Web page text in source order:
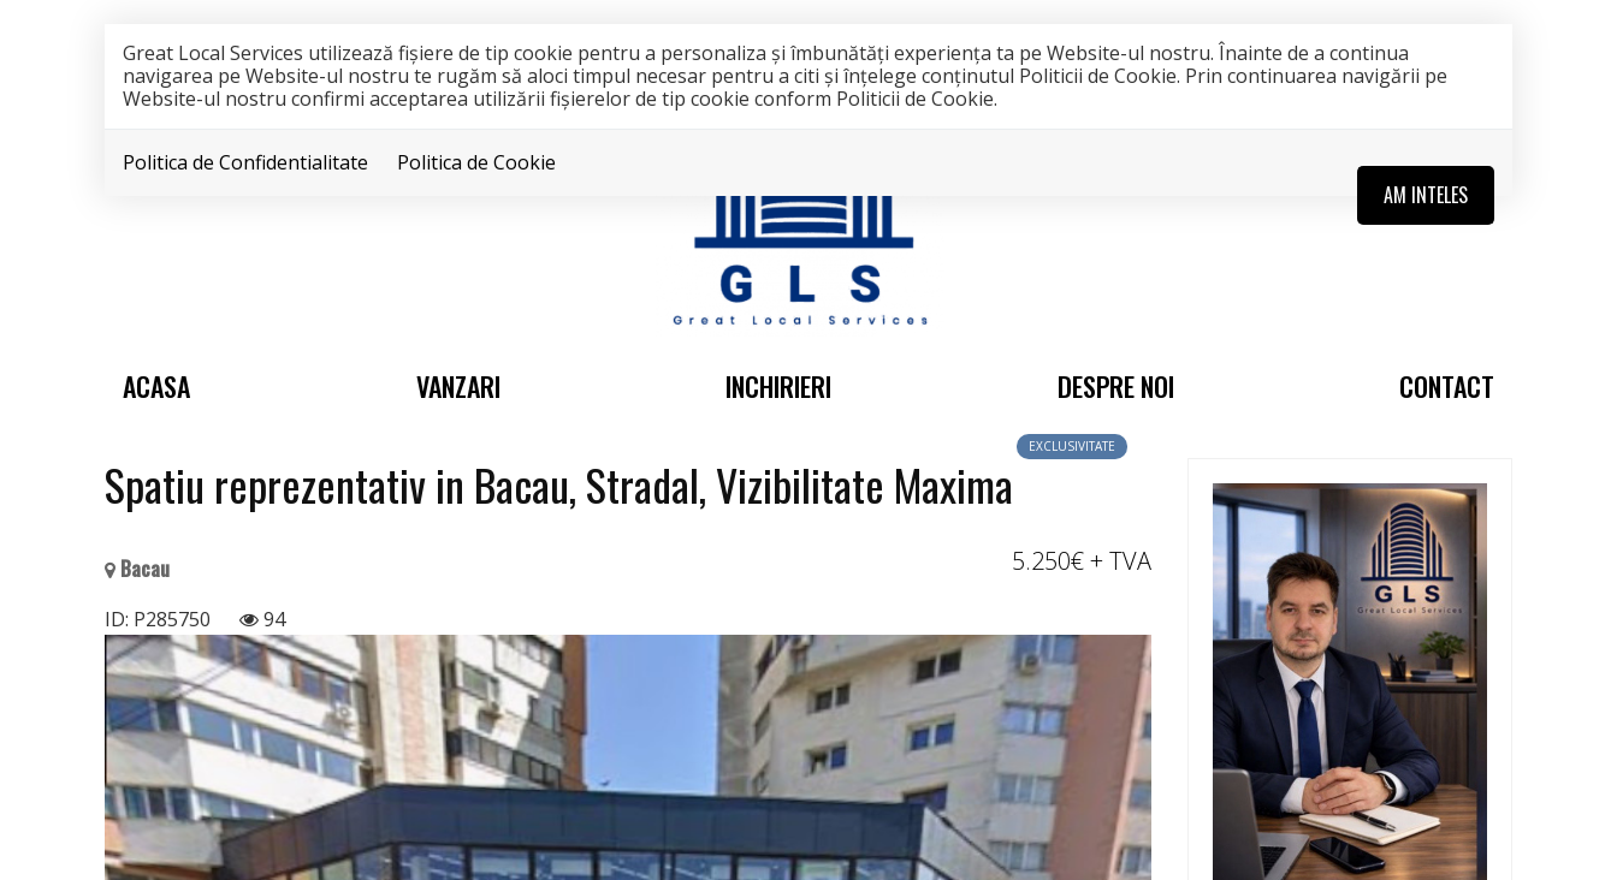
Great Local Services utilizează fişiere de tip cookie pentru a personaliza și îmbunătăți experiența ta pe Website-ul nostru. Înainte de a continua
navigarea pe Website-ul nostru te rugăm să aloci timpul necesar pentru a citi și înțelege conținutul Politicii de Cookie. Prin continuarea navigării pe
Website-ul nostru confirmi acceptarea utilizării fişierelor de tip cookie conform Politicii de Cookie.
Politica de Confidentialitate Politica de Cookie
AM INTELES
ACASA VANZARI INCHIRIERI DESPRE NOI CONTACT
Spatiu reprezentativ in Bacau, Stradal, Vizibilitate Maxima
Bacau 5.250€+ TVA
ID: P285750 94
EXCLUSIVITATE